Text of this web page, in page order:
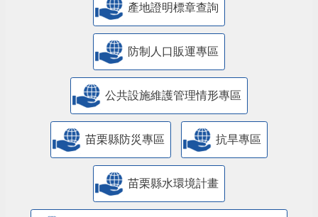
產地證明標章查詢
防制人口販運專區
​公共設施維護管理情形專區
苗栗縣防災專區 抗旱專區
苗栗縣水環境計畫